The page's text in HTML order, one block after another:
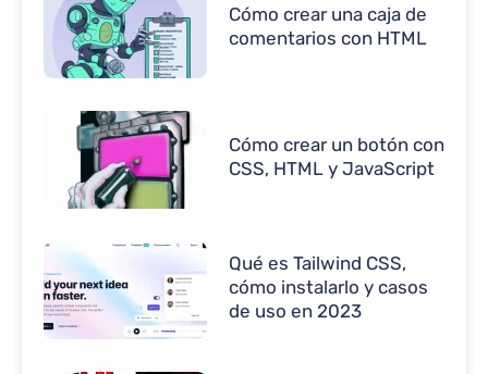
Cómo crear una caja de
comentarios con HTML
Cómo crear un botón con
CSS, HTML y JavaScript
Qué es Tailwind CSS,
cómo instalarlo y casos
de uso en 2023